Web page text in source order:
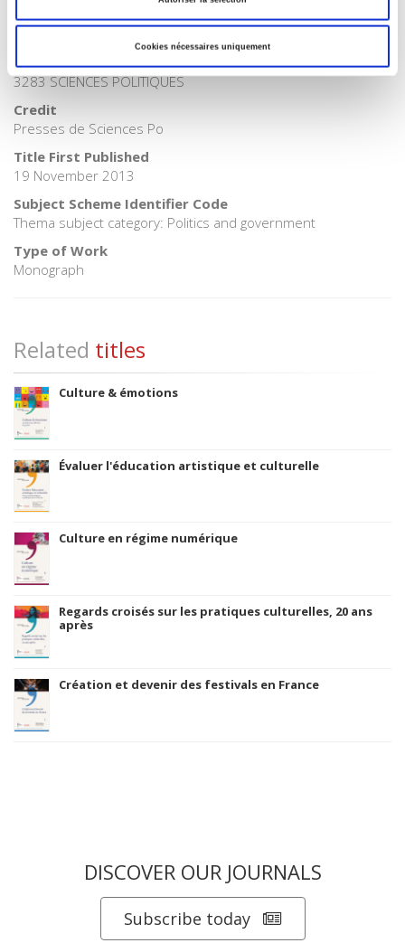
Cookies nécessaires uniquement
Onix Audience Codes
CLIL (Version 2013-2019)
3283 SCIENCES POLITIQUES
Credit
Presses de Sciences Po
Title First Published
19 November 2013
Subject Scheme Identifier Code
Thema subject category: Politics and government
Type of Work
Monograph
Related titles
Culture & émotions
Évaluer l'éducation artistique et culturelle
Culture en régime numérique
Regards croisés sur les pratiques culturelles, 20 ans
après
Création et devenir des festivals en France
DISCOVER OUR JOURNALS
Subscribe today